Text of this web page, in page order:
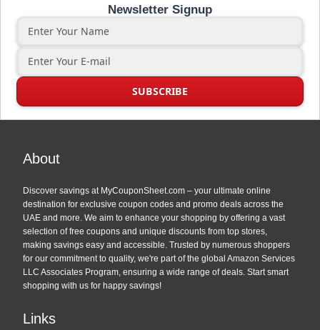
Newsletter Signup
About
Discover savings at MyCouponSheet.com – your ultimate online
destination for exclusive coupon codes and promo deals across the
UAE and more. We aim to enhance your shopping by offering a vast
selection of free coupons and unique discounts from top stores,
making savings easy and accessible. Trusted by numerous shoppers
for our commitment to quality, we're part of the global Amazon Services
LLC Associates Program, ensuring a wide range of deals. Start smart
shopping with us for happy savings!
Links